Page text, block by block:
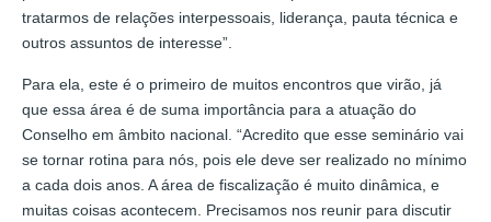
tratarmos de relações interpessoais, liderança, pauta técnica e
outros assuntos de interesse”.
Para ela, este é o primeiro de muitos encontros que virão, já
que essa área é de suma importância para a atuação do
Conselho em âmbito nacional. “Acredito que esse seminário vai
se tornar rotina para nós, pois ele deve ser realizado no mínimo
a cada dois anos. A área de fiscalização é muito dinâmica, e
muitas coisas acontecem. Precisamos nos reunir para discutir